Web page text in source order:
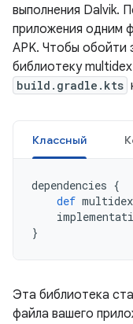
выполнения Dalvik.
приложения одним
APK. Чтобы обойти
библиотеку
build.gradle.kts
Классный
dependencies {
def
}
Эта библиотека
файла вашего